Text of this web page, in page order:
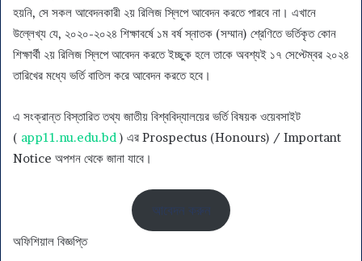
হয়নি, সে সকল আবেদনকারী ২য় রিলিজ স্লিপে আবেদন করতে পারবে না। এখানে
উল্লেখ্য যে, ২০২০-২০২৪ শিক্ষাবর্ষে ১ম বর্ষ স্নাতক (সম্মান) শ্রেণিতে ভর্তিকৃত কোন
শিক্ষার্থী ২য় রিলিজ স্লিপে আবেদন করতে ইচ্ছুক হলে তাকে অবশ্যই ১৭ সেপ্টেম্বর ২০২৪
তারিখের মধ্যে ভর্তি বাতিল করে আবেদন করতে হবে।
এ সংক্রান্ত বিস্তারিত তথ্য জাতীয় বিশ্ববিদ্যালয়ের ভর্তি বিষয়ক ওয়েবসাইট
( app11.nu.edu.bd ) এর Prospectus (Honours) / Important
Notice অপশন থেকে জানা যাবে।
আবেদন করুন
অফিশিয়াল বিজ্ঞপ্তি